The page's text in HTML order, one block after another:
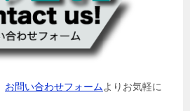
お問い合わせフォームよりお気軽に